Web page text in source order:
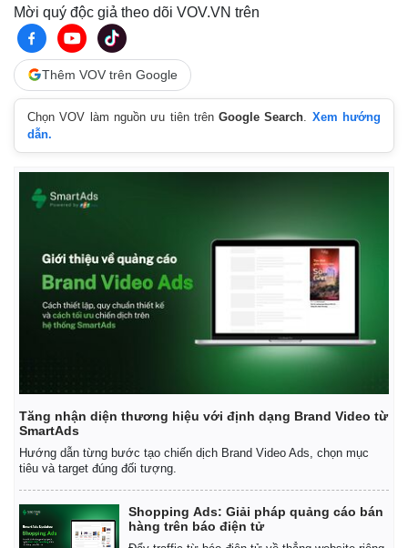
Hồ sơ
E-Magazine
Mời quý độc giả theo dõi VOV.VN trên
Thêm VOV trên Google
Chọn VOV làm nguồn ưu tiên trênGoogle Search
Xem hướng
dẫn.
Tăng nhận diện thương hiệu với định dạng Brand Video từ
SmartAds
Hướng dẫn từng bước tạo chiến dịch Brand Video Ads, chọn mục
tiêu và target đúng đối tượng.
Shopping Ads: Giải pháp quảng cáo bán
hàng trên báo điện tử